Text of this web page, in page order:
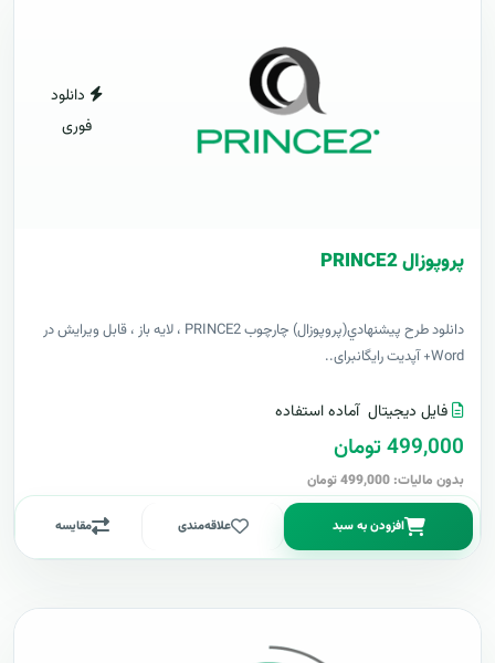
دانلود
فوری
پروپوزال PRINCE2
دانلود طرح پيشنهادي(پروپوزال) چارچوب PRINCE2 ، لایه باز ، قابل ویرایش در
Word+ آپدیت رایگانبرای..
فایل دیجیتال آماده استفاده
499,000 تومان
بدون مالیات: 499,000 تومان
افزودن به سبد علاقه‌مندی مقایسه